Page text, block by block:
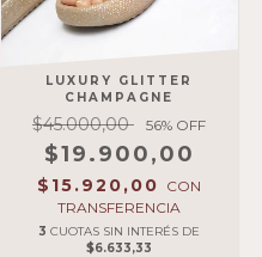
LUXURY GLITTER
CHAMPAGNE
$45.000,00 56% OFF
$19.900,00
$15.920,00 CON
TRANSFERENCIA
3 CUOTAS SIN INTERÉS DE
$6.633,33